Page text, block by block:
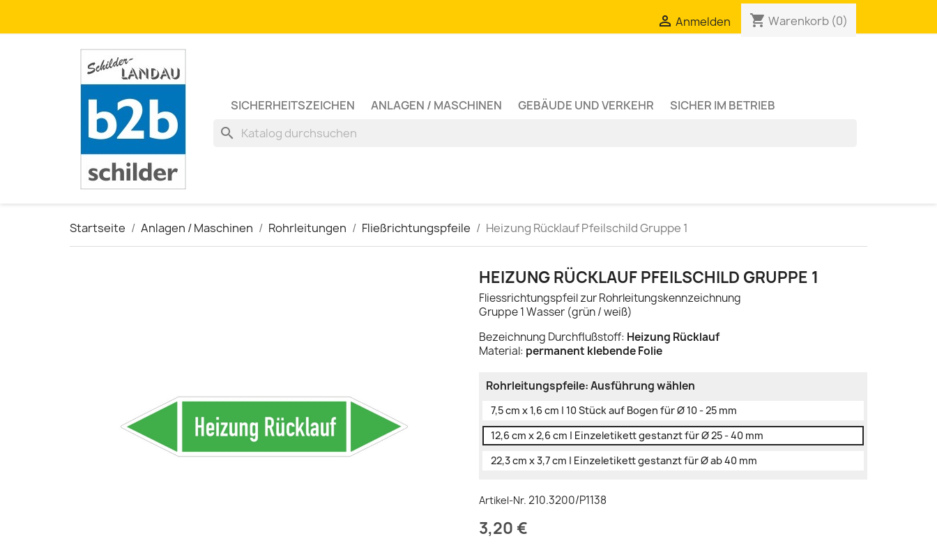
 Anmelden shopping_cart Warenkorb (0)
SICHERHEITSZEICHEN ANLAGEN / MASCHINEN GEBÄUDE UND VERKEHR SICHER IM BETRIEB
search
Startseite Anlagen / Maschinen Rohrleitungen Fließrichtungspfeile Heizung Rücklauf Pfeilschild Gruppe 1
HEIZUNG RÜCKLAUF PFEILSCHILD GRUPPE 1
Fliessrichtungspfeil zur Rohrleitungskennzeichnung
Gruppe 1 Wasser (grün / weiß)
Bezeichnung Durchflußstoff: Heizung Rücklauf
Material: permanent klebende Folie
Rohrleitungspfeile: Ausführung wählen
7,5 cm x 1,6 cm | 10 Stück auf Bogen für Ø 10 - 25 mm
12,6 cm x 2,6 cm | Einzeletikett gestanzt für Ø 25 - 40 mm
22,3 cm x 3,7 cm | Einzeletikett gestanzt für Ø ab 40 mm
Artikel-Nr. 210.3200/P1138
3,20 €